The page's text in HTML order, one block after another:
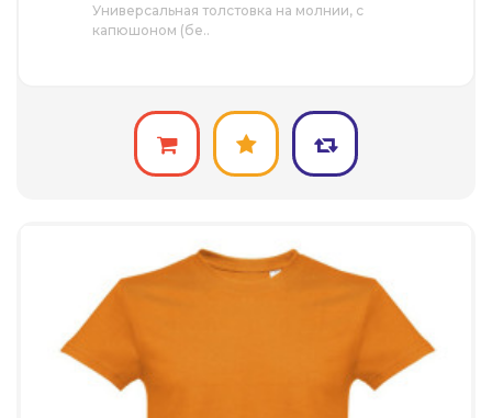
Универсальная толстовка на молнии, с
капюшоном (бе..